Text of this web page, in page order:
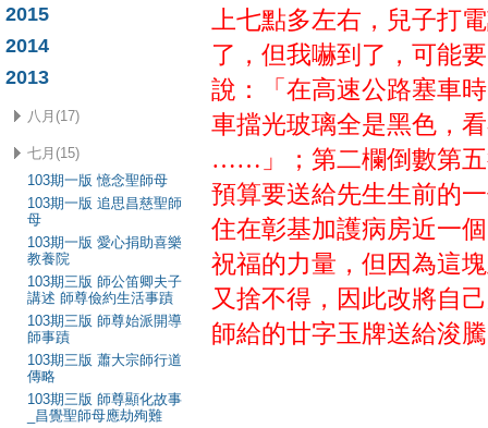
2015
2014
2013
八月(17)
七月(15)
103期一版 憶念聖師母
103期一版 追思昌慈聖師
母
103期一版 愛心捐助喜樂
教養院
103期三版 師公笛卿夫子
講述 師尊儉約生活事蹟
103期三版 師尊始派開導
師事蹟
103期三版 蕭大宗師行道
傳略
103期三版 師尊顯化故事
_昌覺聖師母應劫殉難
上七點多左右，兒子打
了，但我嚇到了，可能
說：「在高速公路塞車
車擋光玻璃全是黑色，
……」；第二欄倒數第五
預算要送給先生生前的
住在彰基加護病房近一
祝福的力量，但因為這
又捨不得，因此改將自
師給的廿字玉牌送給浚